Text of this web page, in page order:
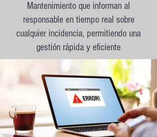
Mantenimiento que informan al
responsable en tiempo real sobre
cualquier incidencia, permitiendo una
gestión rápida y eficiente